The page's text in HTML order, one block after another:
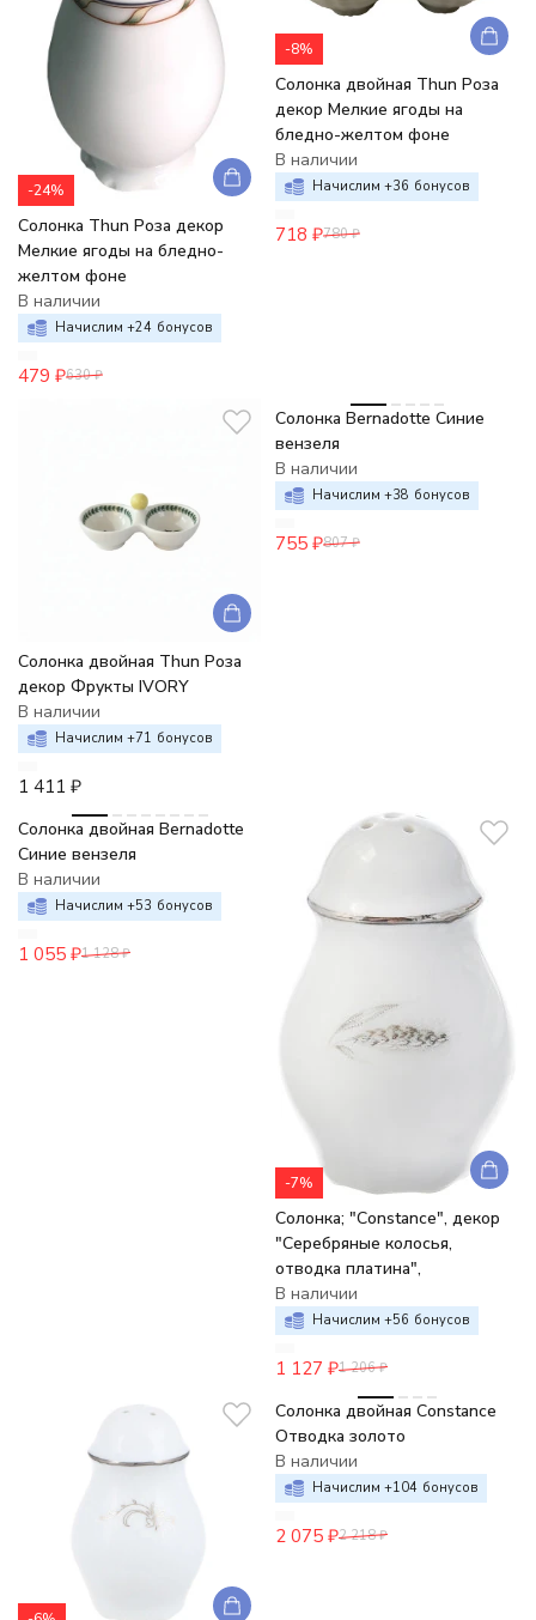
-24%
Солонка Thun Роза декор
Мелкие ягоды на бледно-
желтом фоне
В наличии
Начислим +24 бонусов
479 ₽630 ₽
-8%
Солонка двойная Thun Роза
декор Мелкие ягоды на
бледно-желтом фоне
В наличии
Начислим +36 бонусов
718 ₽780 ₽
Солонка двойная Thun Роза
декор Фрукты IVORY
В наличии
Начислим +71 бонусов
1 411 ₽
Солонка Bernadotte Синие
вензеля
В наличии
Начислим +38 бонусов
755 ₽807 ₽
-6%
Солонка двойная Bernadotte
Синие вензеля
В наличии
Начислим +53 бонусов
1 055 ₽1 128 ₽
-7%
Солонка; "Constance", декор
"Серебряные колосья,
отводка платина",
В наличии
Начислим +56 бонусов
1 127 ₽1 206 ₽
-6%
Солонка двойная Constance
Отводка золото
В наличии
Начислим +104 бонусов
2 075 ₽2 218 ₽